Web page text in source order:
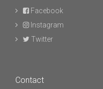
Facebook
Instagram
Twitter
Contact